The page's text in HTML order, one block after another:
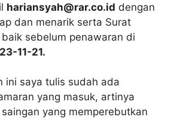
hariansyah@rar.co.id dengan
dan menarik serta Surat
sebelum penawaran di
11-21.
ini saya tulis sudah ada
yang masuk, artinya
saingan yang memperebutkan